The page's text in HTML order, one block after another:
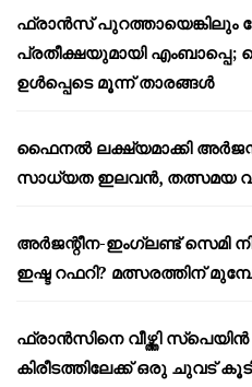
ഫ്രാൻസ്
പ്രതീക്ഷയുമായി എംബാപ്പെ;
ഉൾപ്പെടെ മൂന്ന് താരങ്ങൾ
ഫൈനൽ ലക്ഷ്യമാക്കി
സാധ്യത ഇലവൻ, തത്സമയ
അർജന്റീന-ഇംഗ്ലണ്ട് സെമി
ഇഷ്ട റഫറി? മത്സരത്തിന്
ഫ്രാൻസിനെ വീഴ്ത്തി
കിരീടത്തിലേക്ക് ഒരു ചുവട്